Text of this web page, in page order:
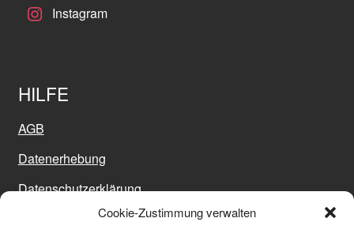
Cookie-Zustimmung verwalten
Instagram
HILFE
AGB
Datenerhebung
Datenschutzerklärung